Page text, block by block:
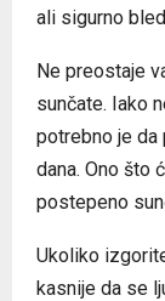
ali sigurno
Ne preostaje
sunčate. Iako
potrebno je da
dana. Ono što
postepeno
Ukoliko
kasnije da se